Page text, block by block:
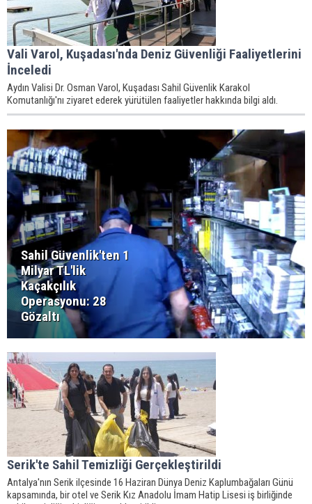
Vali Varol, Kuşadası'nda Deniz Güvenliği Faaliyetlerini
İnceledi
Aydın Valisi Dr. Osman Varol, Kuşadası Sahil Güvenlik Karakol
Komutanlığı'nı ziyaret ederek yürütülen faaliyetler hakkında bilgi aldı.
Sahil Güvenlik'ten 1
Milyar TL'lik
Kaçakçılık
Operasyonu: 28
Gözaltı
Serik'te Sahil Temizliği Gerçekleştirildi
Antalya'nın Serik ilçesinde 16 Haziran Dünya Deniz Kaplumbağaları Günü
kapsamında, bir otel ve Serik Kız Anadolu İmam Hatip Lisesi iş birliğinde